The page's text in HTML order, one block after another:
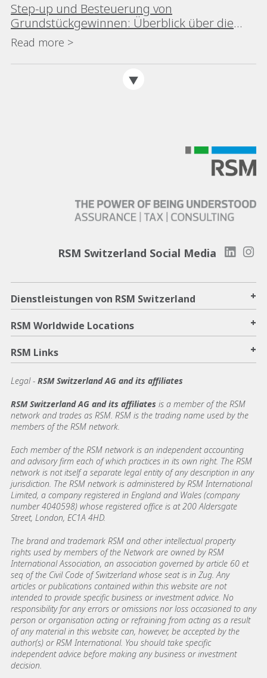
Step‑up und Besteuerung von
Grundstückgewinnen: Überblick über die
Praxis in Genf
Read more >
RSM Switzerland Social Media
Dienstleistungen von RSM Switzerland +
RSM Worldwide Locations +
RSM Links +
Legal - RSM Switzerland AG and its affiliates
RSM Switzerland AG and its affiliates is a member of the RSM
network and trades as RSM. RSM is the trading name used by the
members of the RSM network.
Each member of the RSM network is an independent accounting
and advisory firm each of which practices in its own right. The RSM
network is not itself a separate legal entity of any description in any
jurisdiction. The RSM network is administered by RSM International
Limited, a company registered in England and Wales (company
number 4040598) whose registered office is at 200 Aldersgate
Street, London, EC1A 4HD.
The brand and trademark RSM and other intellectual property
rights used by members of the Network are owned by RSM
International Association, an association governed by article 60 et
seq of the Civil Code of Switzerland whose seat is in Zug. Any
articles or publications contained within this website are not
intended to provide specific business or investment advice. No
responsibility for any errors or omissions nor loss occasioned to any
person or organisation acting or refraining from acting as a result
of any material in this website can, however, be accepted by the
author(s) or RSM International. You should take specific
independent advice before making any business or investment
decision.